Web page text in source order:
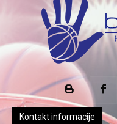
Kontakt informacije